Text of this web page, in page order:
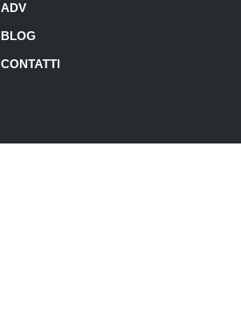
ADV
BLOG
CONTATTI